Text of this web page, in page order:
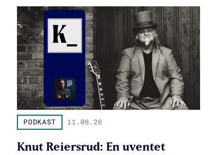
PODKAST 11.06.26
Knut Reiersrud: En uventet